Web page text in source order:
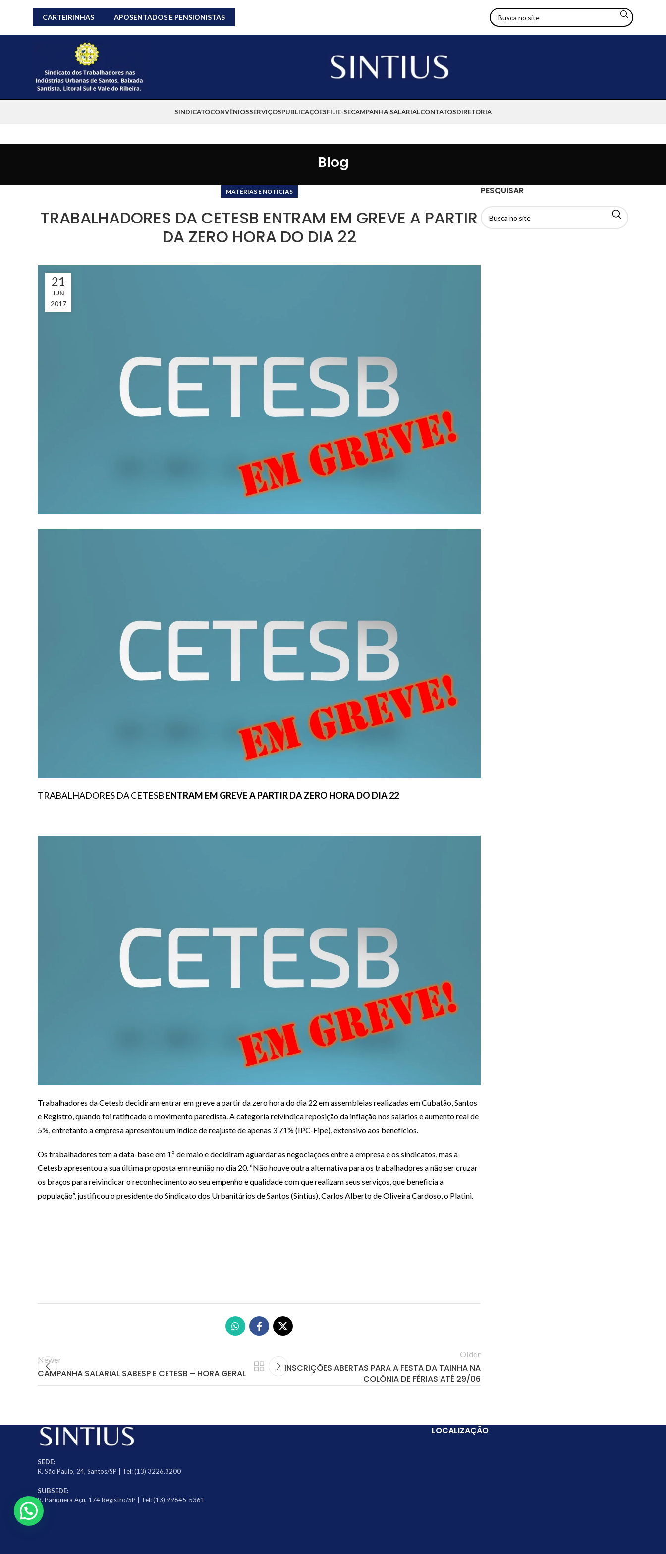
CARTEIRINHAS APOSENTADOS E PENSIONISTAS
SINDICATOCONVÊNIOSSERVIÇOSPUBLICAÇÕESFILIE-SECAMPANHA SALARIALCONTATOSDIRETORIA
Blog
MATÉRIAS E NOTÍCIAS
TRABALHADORES DA CETESB ENTRAM EM GREVE A PARTIR
DA ZERO HORA DO DIA 22
21
JUN
2017
TRABALHADORES DA CETESB ENTRAM EM GREVE A PARTIR DA ZERO HORA DO DIA 22
Trabalhadores da Cetesb decidiram entrar em greve a partir da zero hora do dia 22 em assembleias realizadas em Cubatão, Santos
e Registro, quando foi ratificado o movimento paredista. A categoria reivindica reposição da inflação nos salários e aumento real de
5%, entretanto a empresa apresentou um índice de reajuste de apenas 3,71% (IPC-Fipe), extensivo aos benefícios.
Os trabalhadores tem a data-base em 1º de maio e decidiram aguardar as negociações entre a empresa e os sindicatos, mas a
Cetesb apresentou a sua última proposta em reunião no dia 20. “Não houve outra alternativa para os trabalhadores a não ser cruzar
os braços para reivindicar o reconhecimento ao seu empenho e qualidade com que realizam seus serviços, que beneficia a
população”, justificou o presidente do Sindicato dos Urbanitários de Santos (Sintius), Carlos Alberto de Oliveira Cardoso, o Platini.
Newer
CAMPANHA SALARIAL SABESP E CETESB – HORA GERAL
Older
INSCRIÇÕES ABERTAS PARA A FESTA DA TAINHA NA
COLÔNIA DE FÉRIAS ATÉ 29/06
PESQUISAR
SEDE:
R. São Paulo, 24, Santos/SP | Tel: (13) 3226.3200
SUBSEDE:
R. Pariquera Açu, 174 Registro/SP | Tel: (13) 99645-5361
LOCALIZAÇÃO